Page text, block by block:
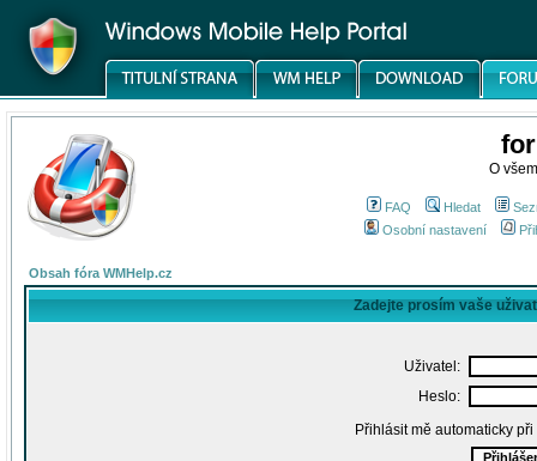
O
FAQ Hledat
Osobní nastavení
Obsah fóra WMHelp.cz
Zadejte prosím vaše
Uživatel:
Heslo:
Přihlásit mě automaticky